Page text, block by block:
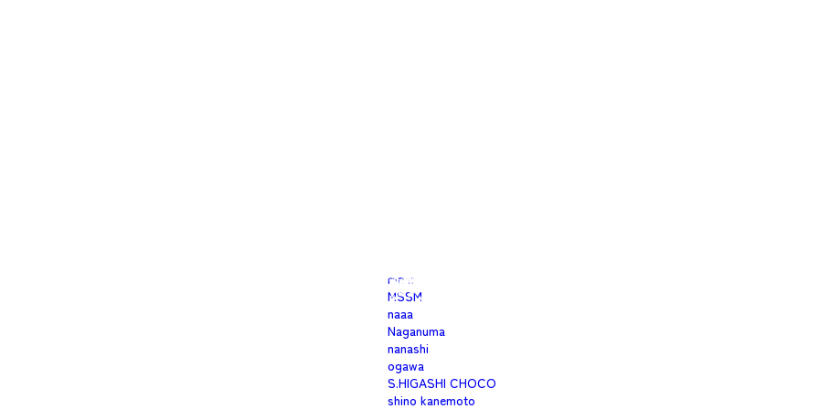
mmm
MSSM
naaa
Naganuma
nanashi
ogawa
S.HIGASHI CHOCO
shino kanemoto